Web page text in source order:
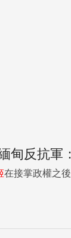
甸反抗軍
在接掌政權之